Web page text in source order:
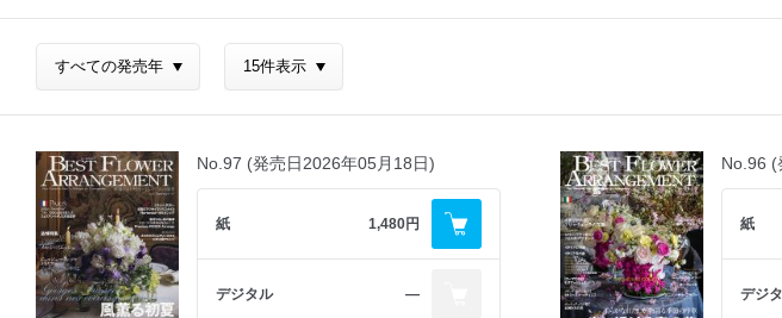
No.97 (発売日2026年05月18日)
紙 1,480円
デジタル ―
No.96 (
紙
デジ